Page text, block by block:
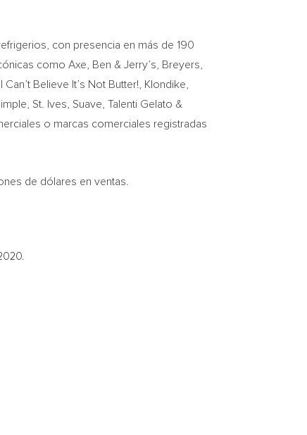
con presencia en más de 190
como Axe, Ben & Jerry’s, Breyers,
Believe It’s Not Butter!, Klondike,
St. Ives, Suave, Talenti Gelato &
o marcas comerciales registradas
de dólares en ventas.